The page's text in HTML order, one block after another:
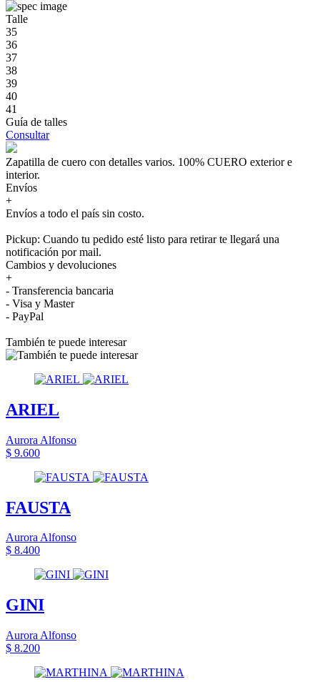
Talle
35
36
37
38
39
40
41
Guía de talles
Consultar
Zapatilla de cuero con detalles varios. 100% CUERO exterior e
interior.
Envíos
+
Envíos a todo el país sin costo.
Pickup: Cuando tu pedido esté listo para retirar te llegará una
notificación por mail.
Cambios y devoluciones
+
- Transferencia bancaria
- Visa y Master
- PayPal
También te puede interesar
ARIEL
Aurora Alfonso
$ 9.600
FAUSTA
Aurora Alfonso
$ 8.400
GINI
Aurora Alfonso
$ 8.200